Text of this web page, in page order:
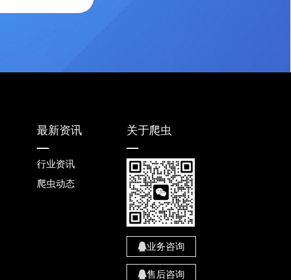
最新资讯
行业资讯
爬虫动态
关于爬虫
业务咨询
售后咨询